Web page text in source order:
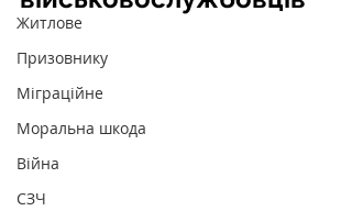
Житлове
Призовнику
Міграційне
Моральна шкода
Війна
СЗЧ